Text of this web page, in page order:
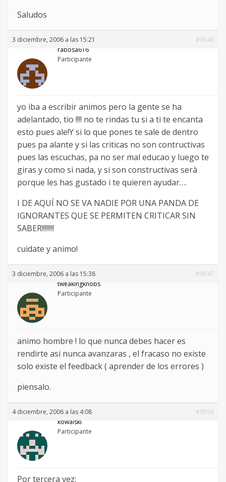
Saludos
3 diciembre, 2006 a las 15:21
#9546
rabosa616
Participante
yo iba a escribir animos pero la gente se ha
adelantado, tio !!!! no te rindas tu si a ti te encanta
esto pues ale!Y si lo que pones te sale de dentro
pues pa alante y si las criticas no son contructivas
pues las escuchas, pa no ser mal educao y luego te
giras y como si nada, y si son constructivas serà
porque les has gustado i te quieren ayudar….
I DE AQUÍ NO SE VA NADIE POR UNA PANDA DE
IGNORANTES QUE SE PERMITEN CRITICAR SIN
SABER!!!!!!!!
cuidate y animo!
3 diciembre, 2006 a las 15:38
#9547
tweakingknobs
Participante
animo hombre ! lo que nunca debes hacer es
rendirte asi nunca avanzaras , el fracaso no existe
solo existe el feedback ( aprender de los errores )
piensalo.
4 diciembre, 2006 a las 4:08
#9556
kowalski
Participante
Por tercera vez: